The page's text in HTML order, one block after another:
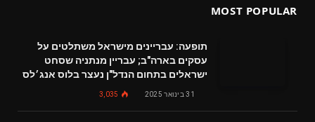
MOST POPULAR
תופעה: עבריינים מישראל משתלטים על
עסקים בארה"ב; עבריין מנתניה שסחט
ישראלים בתחום הנדל"ן נעצר בלוס אנג׳לס
31 בינואר 2025 3,035